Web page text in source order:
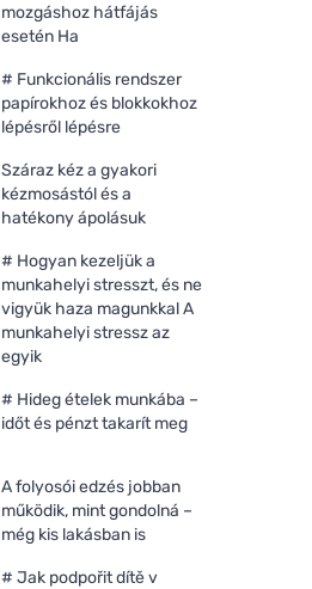
mozgáshoz hátfájás
esetén Ha
# Funkcionális rendszer
papírokhoz és blokkokhoz
lépésről lépésre
Száraz kéz a gyakori
kézmosástól és a
hatékony ápolásuk
# Hogyan kezeljük a
munkahelyi stresszt, és ne
vigyük haza magunkkal A
munkahelyi stressz az
egyik
# Hideg ételek munkába –
időt és pénzt takarít meg
A folyosói edzés jobban
működik, mint gondolná –
még kis lakásban is
# Jak podpořit dítě v